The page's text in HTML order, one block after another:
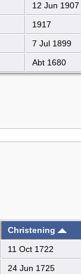
12 Jun 1907
1917
7 Jul 1899
Abt 1680
Christening
11 Oct 1722
24 Jun 1725